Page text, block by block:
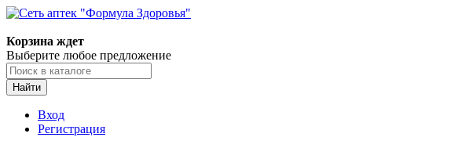
Корзина ждет
Выберите любое предложение
Найти
Вход
Регистрация